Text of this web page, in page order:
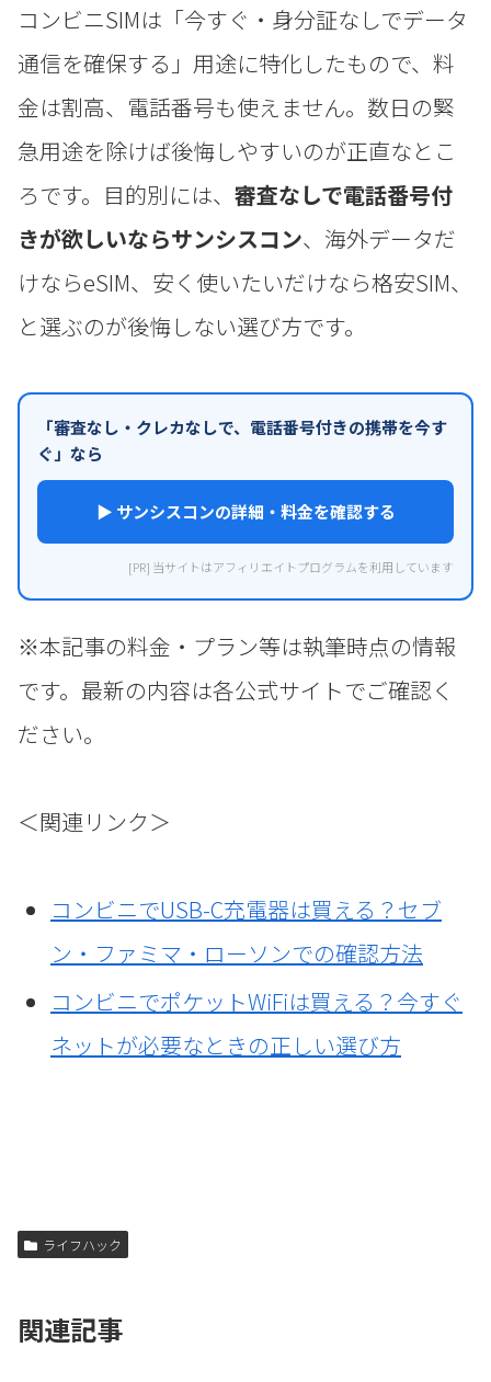
コンビニSIMは「今すぐ・身分証なしでデータ
通信を確保する」用途に特化したもので、料
金は割高、電話番号も使えません。数日の緊
急用途を除けば後悔しやすいのが正直なとこ
ろです。目的別には、 審査なしで電話番号付
きが欲しいならサンシスコン、海外データだ
けならeSIM、安く使いたいだけなら格安SIM、
と選ぶのが後悔しない選び方です。
「審査なし・クレカなしで、電話番号付きの携帯を今す
ぐ」なら
▶ サンシスコンの詳細・料金を確認する
[PR] 当サイトはアフィリエイトプログラムを利用しています
※本記事の料金・プラン等は執筆時点の情報
です。最新の内容は各公式サイトでご確認く
ださい。
＜関連リンク＞
コンビニでUSB-C充電器は買える？セブ
ン・ファミマ・ローソンでの確認方法
コンビニでポケットWiFiは買える？今すぐ
ネットが必要なときの正しい選び方
ライフハック
関連記事